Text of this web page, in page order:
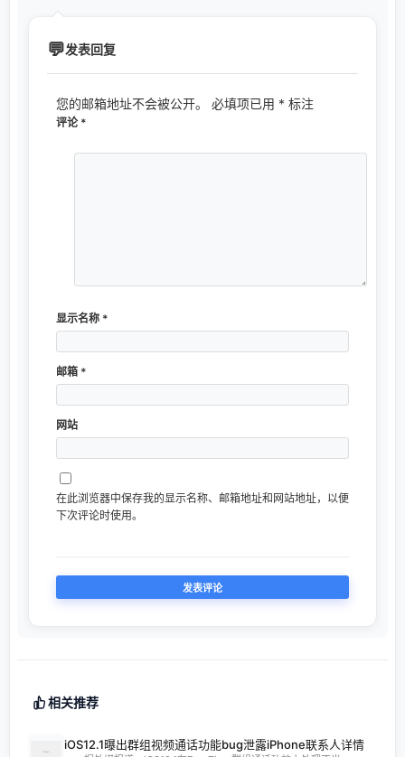
发表回复
您的邮箱地址不会被公开。 必填项已用 * 标注
评论 *
显示名称 *
邮箱 *
网站
在此浏览器中保存我的显示名称、邮箱地址和网站地址，以便
下次评论时使用。
相关推荐
iOS12.1曝出群组视频通话功能bug泄露iPhone联系人详情